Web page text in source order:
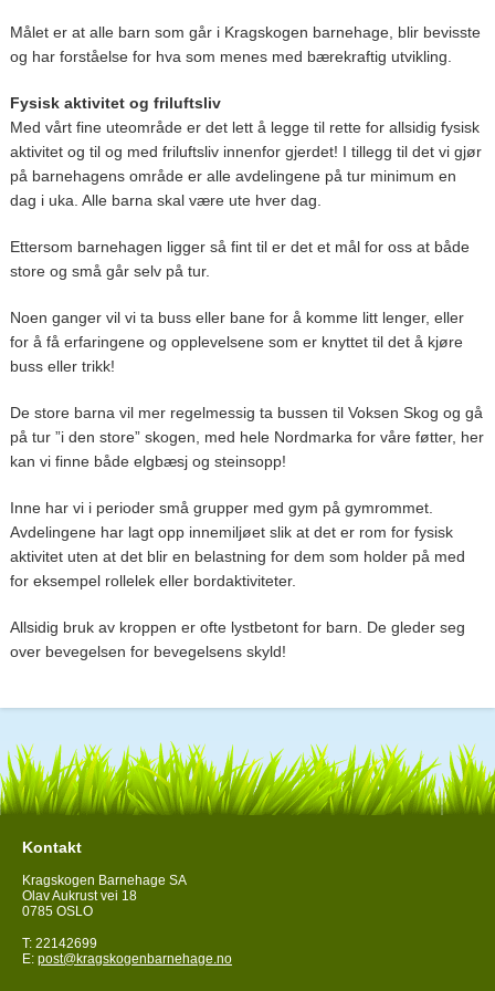
Målet er at alle barn som går i Kragskogen barnehage, blir bevisste
og har forståelse for hva som menes med bærekraftig utvikling.
Fysisk aktivitet og friluftsliv
Med vårt fine uteområde er det lett å legge til rette for allsidig fysisk
aktivitet og til og med friluftsliv innenfor gjerdet! I tillegg til det vi gjør
på barnehagens område er alle avdelingene på tur minimum en
dag i uka. Alle barna skal være ute hver dag.
Ettersom barnehagen ligger så fint til er det et mål for oss at både
store og små går selv på tur.
Noen ganger vil vi ta buss eller bane for å komme litt lenger, eller
for å få erfaringene og opplevelsene som er knyttet til det å kjøre
buss eller trikk!
De store barna vil mer regelmessig ta bussen til Voksen Skog og gå
på tur ”i den store” skogen, med hele Nordmarka for våre føtter, her
kan vi finne både elgbæsj og steinsopp!
Inne har vi i perioder små grupper med gym på gymrommet.
Avdelingene har lagt opp innemiljøet slik at det er rom for fysisk
aktivitet uten at det blir en belastning for dem som holder på med
for eksempel rollelek eller bordaktiviteter.
Allsidig bruk av kroppen er ofte lystbetont for barn. De gleder seg
over bevegelsen for bevegelsens skyld!
Kontakt
Kragskogen Barnehage SA
Olav Aukrust vei 18
0785 OSLO
T: 22142699
E: post@kragskogenbarnehage.no